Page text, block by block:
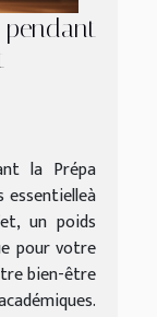
la Prépa
essentielleà
un poids
pour votre
bien-être